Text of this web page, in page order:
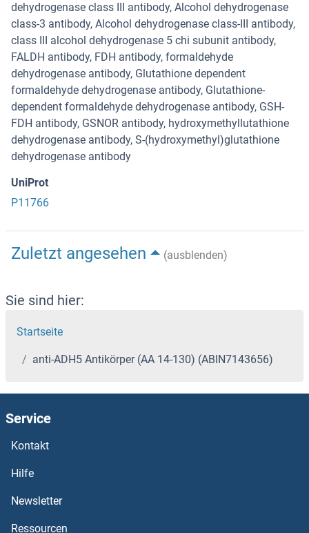
dehydrogenase class III antibody, Alcohol dehydrogenase
class-3 antibody, Alcohol dehydrogenase class-III antibody,
class III alcohol dehydrogenase 5 chi subunit antibody,
FALDH antibody, FDH antibody, formaldehyde
dehydrogenase antibody, Glutathione dependent
formaldehyde dehydrogenase antibody, Glutathione-
dependent formaldehyde dehydrogenase antibody, GSH-
FDH antibody, GSNOR antibody, hydroxymethyllutathione
dehydrogenase antibody, S-(hydroxymethyl)glutathione
dehydrogenase antibody
UniProt
P11766
Zuletzt angesehen (ausblenden)
Sie sind hier:
Startseite
anti-ADH5 Antikörper (AA 14-130) (ABIN7143656)
Service
Kontakt
Hilfe
Newsletter
Ressourcen